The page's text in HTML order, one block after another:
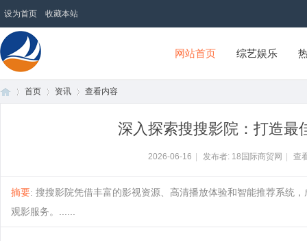
设为首页 收藏本站
18国际商贸网
网站首页 综艺娱乐
首页 资讯 查看内容
深入探索搜搜影院：打造最
2026-06-16 发布者: 18国际商贸网 查
摘要: 搜搜影院凭借丰富的影视资源、高清播放体验和智能推荐系统
观影服务。......